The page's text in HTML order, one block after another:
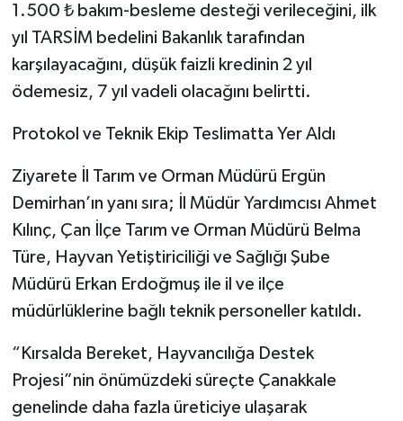
1.500 ₺ bakım-besleme desteği verileceğini, ilk
yıl TARSİM bedelini Bakanlık tarafından
karşılayacağını, düşük faizli kredinin 2 yıl
ödemesiz, 7 yıl vadeli olacağını belirtti.
Protokol ve Teknik Ekip Teslimatta Yer Aldı
Ziyarete İl Tarım ve Orman Müdürü Ergün
Demirhan’ın yanı sıra; İl Müdür Yardımcısı Ahmet
Kılınç, Çan İlçe Tarım ve Orman Müdürü Belma
Türe, Hayvan Yetiştiriciliği ve Sağlığı Şube
Müdürü Erkan Erdoğmuş ile il ve ilçe
müdürlüklerine bağlı teknik personeller katıldı.
“Kırsalda Bereket, Hayvancılığa Destek
Projesi”nin önümüzdeki süreçte Çanakkale
genelinde daha fazla üreticiye ulaşarak